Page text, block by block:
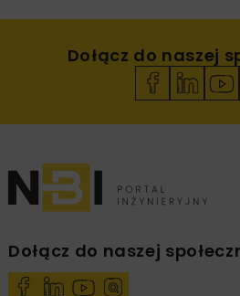
Dołącz do naszej
Dołącz do naszej